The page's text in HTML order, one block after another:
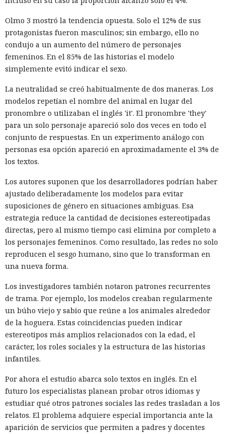
Olmo 3 mostró la tendencia opuesta. Solo el 12% de sus
protagonistas fueron masculinos; sin embargo, ello no
condujo a un aumento del número de personajes
femeninos. En el 85% de las historias el modelo
simplemente evitó indicar el sexo.
La neutralidad se creó habitualmente de dos maneras. Los
modelos repetían el nombre del animal en lugar del
pronombre o utilizaban el inglés 'it'. El pronombre 'they'
para un solo personaje apareció solo dos veces en todo el
conjunto de respuestas. En un experimento análogo con
personas esa opción apareció en aproximadamente el 3% de
los textos.
Los autores suponen que los desarrolladores podrían haber
ajustado deliberadamente los modelos para evitar
suposiciones de género en situaciones ambiguas. Esa
estrategia reduce la cantidad de decisiones estereotipadas
directas, pero al mismo tiempo casi elimina por completo a
los personajes femeninos. Como resultado, las redes no solo
reproducen el sesgo humano, sino que lo transforman en
una nueva forma.
Los investigadores también notaron patrones recurrentes
de trama. Por ejemplo, los modelos creaban regularmente
un búho viejo y sabio que reúne a los animales alrededor
de la hoguera. Estas coincidencias pueden indicar
estereotipos más amplios relacionados con la edad, el
carácter, los roles sociales y la estructura de las historias
infantiles.
Por ahora el estudio abarca solo textos en inglés. En el
futuro los especialistas planean probar otros idiomas y
estudiar qué otros patrones sociales las redes trasladan a los
relatos. El problema adquiere especial importancia ante la
aparición de servicios que permiten a padres y docentes